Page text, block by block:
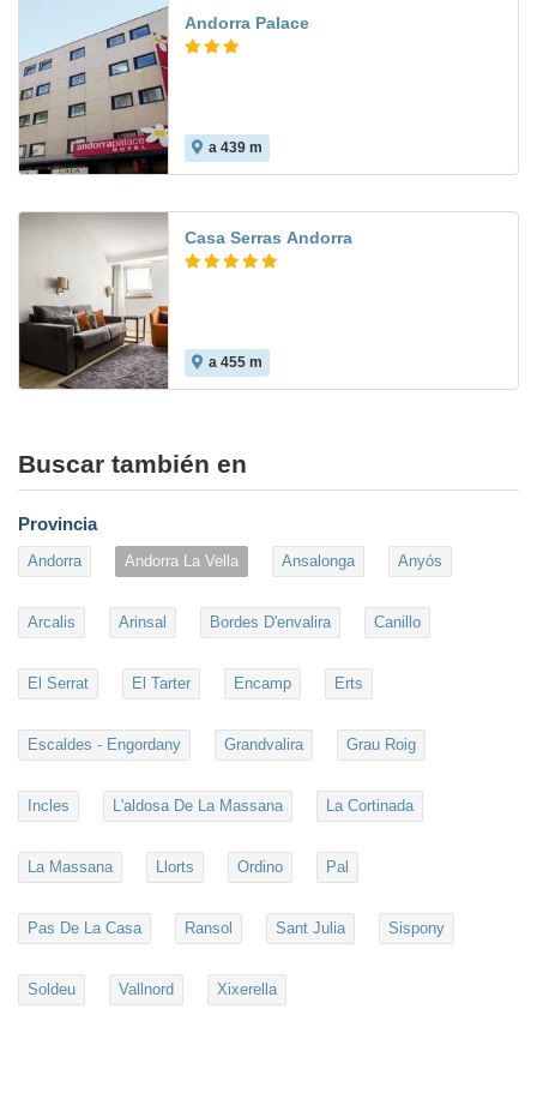
Andorra Palace
a 439 m
Casa Serras Andorra
a 455 m
Buscar también en
Provincia
Andorra Andorra La Vella Ansalonga Anyós
Arcalis Arinsal Bordes D'envalira Canillo
El Serrat El Tarter Encamp Erts
Escaldes - Engordany Grandvalira Grau Roig
Incles L'aldosa De La Massana La Cortinada
La Massana Llorts Ordino Pal
Pas De La Casa Ransol Sant Julia Sispony
Soldeu Vallnord Xixerella